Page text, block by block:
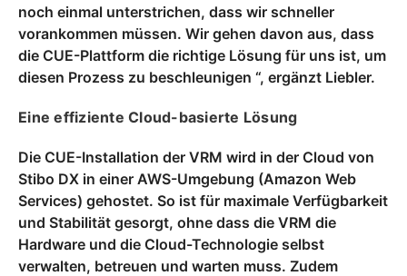
noch einmal unterstrichen, dass wir schneller
vorankommen müssen. Wir gehen davon aus, dass
die CUE-Plattform die richtige Lösung für uns ist, um
diesen Prozess zu beschleunigen “, ergänzt Liebler.
Eine effiziente Cloud-basierte Lösung
Die CUE-Installation der VRM wird in der Cloud von
Stibo DX in einer AWS-Umgebung (Amazon Web
Services) gehostet. So ist für maximale Verfügbarkeit
und Stabilität gesorgt, ohne dass die VRM die
Hardware und die Cloud-Technologie selbst
verwalten, betreuen und warten muss. Zudem